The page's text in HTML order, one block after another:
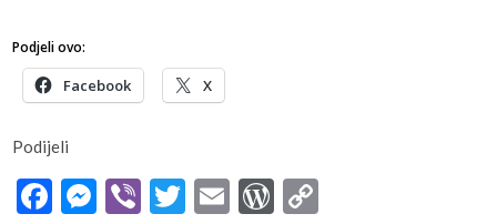
Podjeli ovo:
Facebook X
Podijeli
Facebook
Messenger
ViberTwitter
EmailWordPress